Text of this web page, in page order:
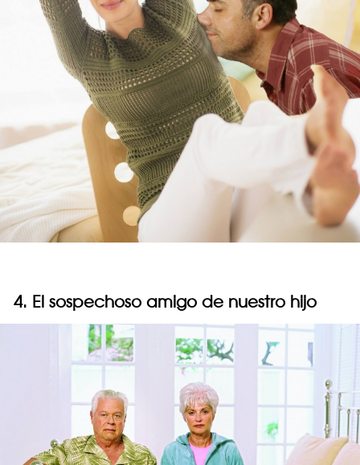
4. El sospechoso amigo de nuestro hijo